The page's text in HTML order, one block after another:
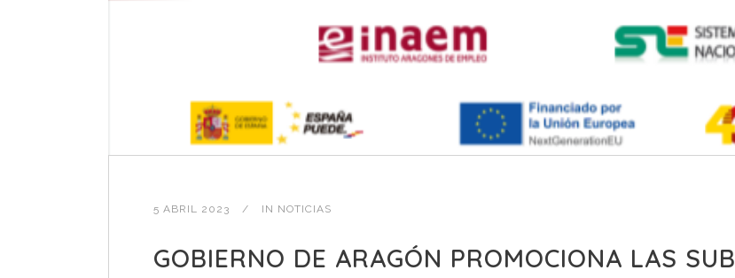
5 ABRIL 2023 IN NOTICIAS
GOBIERNO DE ARAGÓN PROMOCIONA LAS